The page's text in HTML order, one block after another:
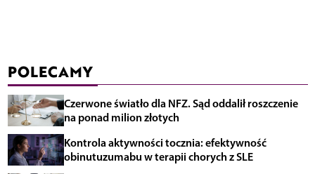
POLECAMY
Czerwone światło dla NFZ. Sąd oddalił roszczenie
na ponad milion złotych
Kontrola aktywności tocznia: efektywność
obinutuzumabu w terapii chorych z SLE